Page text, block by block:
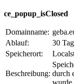
ce_popup_isClosed
Domainname:
Ablauf:
30
Speicherort:
Beschreibung: durch
wurde.